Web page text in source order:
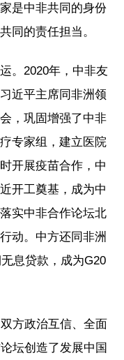
是中非共同的身份
同的责任担当。
。2020年，中非友
近平主席同非洲领
，巩固增强了中非
专家组，建立医院
开展疫苗合作，中
开工奠基，成为中
实中非合作论坛北
动。中方还同非洲
息贷款，成为G20
方政治互信、全面
坛创造了发展中国